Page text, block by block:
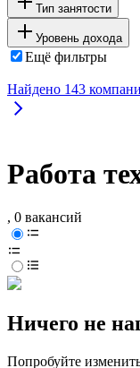
Тип занятости
Уровень дохода
Ещё фильтры
Найдено 143
Работа
, 0 вакансий
Ничего не
Попробуйте